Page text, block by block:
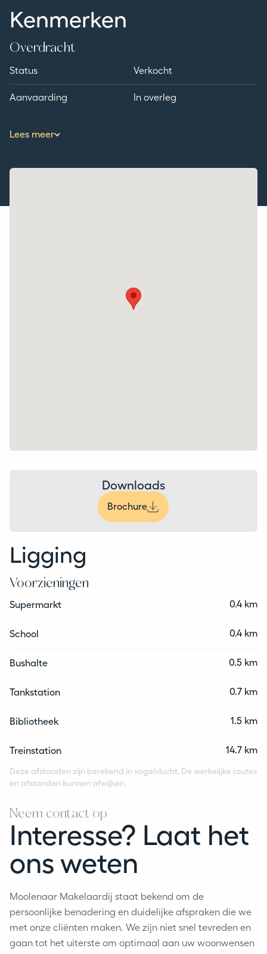
– Goede bereikbaarheid.
beroep aan huis / slaapkamer)
Kenmerken
Overdracht
Status Verkocht
Aanvaarding In overleg
Lees meer
Downloads
Brochure
Ligging
Voorzieningen
Supermarkt 0.4 km
School 0.4 km
Bushalte 0.5 km
Tankstation 0.7 km
Bibliotheek 1.5 km
Treinstation 14.7 km
Deze afstanden zijn berekend in vogelvlucht. De werkelijke routes
en afstanden kunnen afwijken.
Interesse? Laat het
ons weten
Neem contact op
Moolenaar Makelaardij staat bekend om de
persoonlijke benadering en duidelijke afspraken die we
met onze cliënten maken. We zijn niet snel tevreden en
gaan tot het uiterste om optimaal aan uw woonwensen